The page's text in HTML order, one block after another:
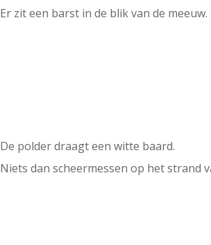
Er zit een barst in de blik van de meeuw.
De polder draagt een witte baard.
Niets dan scheermessen op het strand